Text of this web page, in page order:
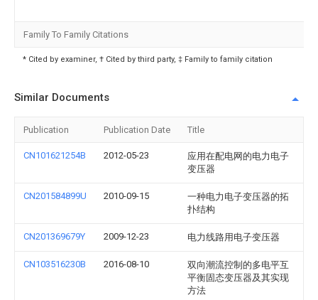
Family To Family Citations
* Cited by examiner, † Cited by third party, ‡ Family to family citation
Similar Documents
Publication Publication Date Title
CN101621254B 2012-05-23
应用在配电网的电力电子
变压器
CN201584899U 2010-09-15
一种电力电子变压器的拓
扑结构
CN201369679Y 2009-12-23 电力线路用电子变压器
CN103516230B 2016-08-10
双向潮流控制的多电平互
平衡固态变压器及其实现
方法